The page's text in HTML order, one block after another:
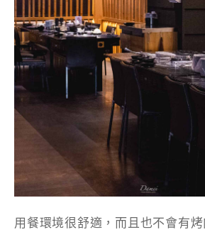
用餐環境很舒適，而且也不會有